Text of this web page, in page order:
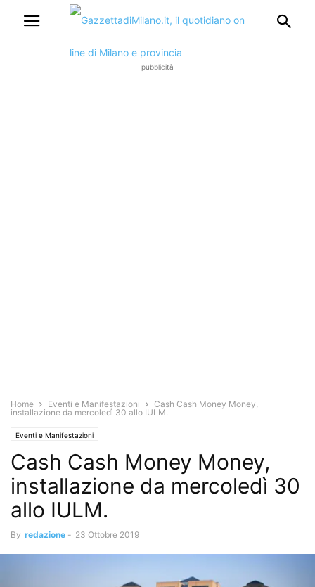
pubblicità
Home Eventi e Manifestazioni
Cash Cash Money Money,
installazione da mercoledì 30 allo IULM.
Eventi e Manifestazioni
Cash Cash Money Money,
installazione da mercoledì 30
allo IULM.
By redazione - 23 Ottobre 2019